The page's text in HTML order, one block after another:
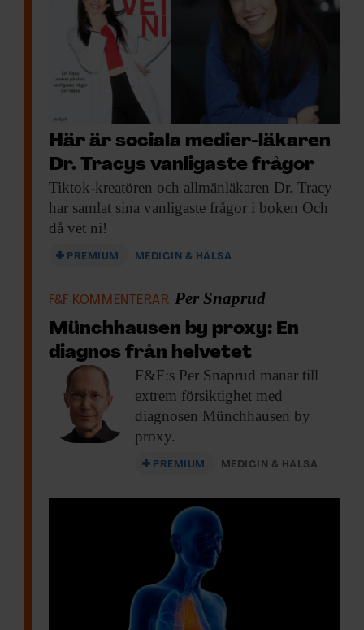
Här är sociala medier-läkaren
Dr. Tracys vanligaste frågor
Tiktok-kreatören och allmänläkaren Dr. Tracy
har samlat sina vanligaste frågor i boken Och
då vet ni!
PREMIUM MEDICIN & HÄLSA
F&F KOMMENTERAR Per Snaprud
Münchhausen by proxy: En
diagnos från helvetet
F&F:s Per Snaprud manar till
extrem försiktighet med
diagnosen Münchhausen by
proxy.
PREMIUM MEDICIN & HÄLSA